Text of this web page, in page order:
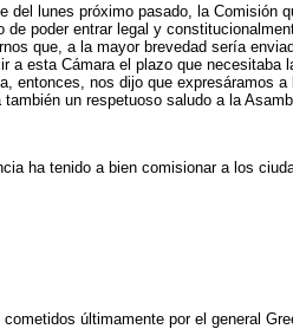
lunes próximo pasado, la Comisión
poder entrar legal y
que, a la mayor brevedad sería
esta Cámara el plazo que necesitaba
entonces, nos dijo que expresáramos
un respetuoso saludo a la
ha tenido a bien comisionar a los
últimamente por el general